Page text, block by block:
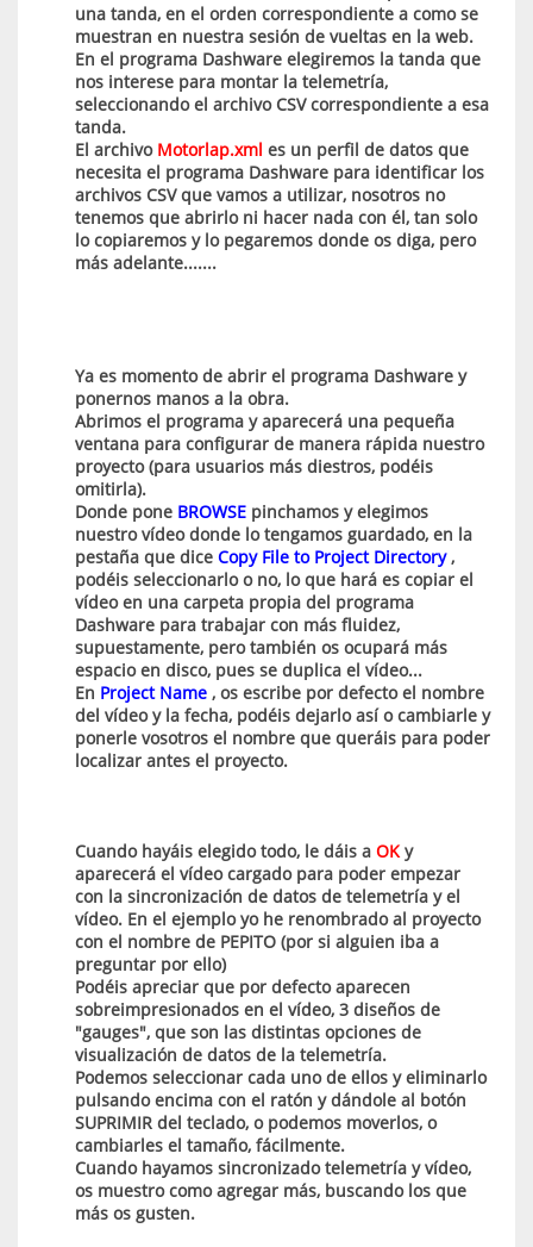
una tanda, en el orden correspondiente a como se
muestran en nuestra sesión de vueltas en la web.
En el programa Dashware elegiremos la tanda que
nos interese para montar la telemetría,
seleccionando el archivo CSV correspondiente a esa
tanda.
El archivo Motorlap.xml es un perfil de datos que
necesita el programa Dashware para identificar los
archivos CSV que vamos a utilizar, nosotros no
tenemos que abrirlo ni hacer nada con él, tan solo
lo copiaremos y lo pegaremos donde os diga, pero
más adelante.......
Ya es momento de abrir el programa Dashware y
ponernos manos a la obra.
Abrimos el programa y aparecerá una pequeña
ventana para configurar de manera rápida nuestro
proyecto (para usuarios más diestros, podéis
omitirla).
Donde pone BROWSE pinchamos y elegimos
nuestro vídeo donde lo tengamos guardado, en la
pestaña que dice Copy File to Project Directory,
podéis seleccionarlo o no, lo que hará es copiar el
vídeo en una carpeta propia del programa
Dashware para trabajar con más fluidez,
supuestamente, pero también os ocupará más
espacio en disco, pues se duplica el vídeo...
En Project Name , os escribe por defecto el nombre
del vídeo y la fecha, podéis dejarlo así o cambiarle y
ponerle vosotros el nombre que queráis para poder
localizar antes el proyecto.
Cuando hayáis elegido todo, le dáis a OKy
aparecerá el vídeo cargado para poder empezar
con la sincronización de datos de telemetría y el
vídeo. En el ejemplo yo he renombrado al proyecto
con el nombre de PEPITO (por si alguien iba a
preguntar por ello)
Podéis apreciar que por defecto aparecen
sobreimpresionados en el vídeo, 3 diseños de
"gauges", que son las distintas opciones de
visualización de datos de la telemetría.
Podemos seleccionar cada uno de ellos y eliminarlo
pulsando encima con el ratón y dándole al botón
SUPRIMIR del teclado, o podemos moverlos, o
cambiarles el tamaño, fácilmente.
Cuando hayamos sincronizado telemetría y vídeo,
os muestro como agregar más, buscando los que
más os gusten.